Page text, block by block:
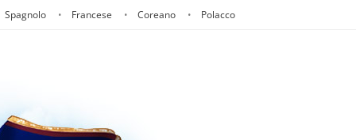
Spagnolo Francese Coreano Polacco